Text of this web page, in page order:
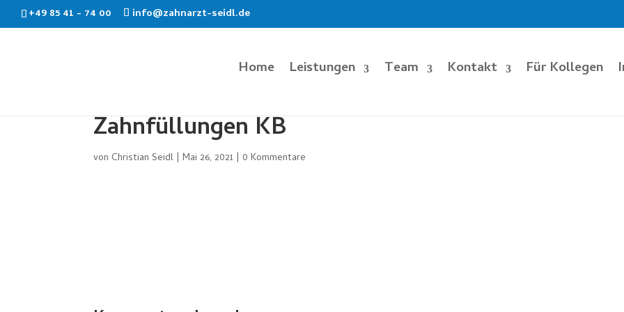
+49 85 41 - 74 00 info@zahnarzt-seidl.de
Home Leistungen Team Kontakt Für Kollegen
Zahnfüllungen KB
von Christian Seidl |Mai 26, 2021 | 0 Kommentare